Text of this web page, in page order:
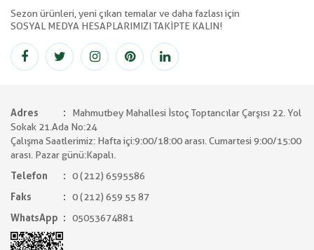
Sezon ürünleri, yeni çıkan temalar ve daha fazlası için
SOSYAL MEDYA HESAPLARIMIZI TAKİPTE KALIN!
Adres
Mahmutbey Mahallesi İstoç Toptancılar Çarşısı 22. Yol
Sokak 21.Ada No:24
Çalışma Saatlerimiz: Hafta içi:9:00/18:00 arası. Cumartesi 9:00/15:00
arası. Pazar günü:Kapalı.
Telefon
0 (212) 6595586
Faks
0 (212) 659 55 87
WhatsApp
05053674881